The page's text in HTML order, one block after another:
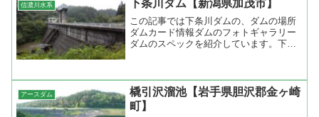
信濃川水系 下条川ダム【新潟県加茂市】
この記事では下条川ダムの、ダムの場所
ダムカード情報ダムのフォトギャラリー
ダムのスペックを紹介しています。下条
アースダム
橇引沢溜池【岩手県胆沢郡金ヶ崎
町】